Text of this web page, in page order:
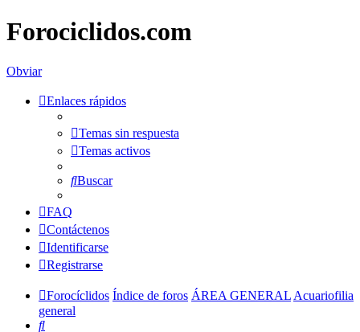
Forociclidos.com
Obviar
Enlaces rápidos
Temas sin respuesta
Temas activos
Buscar
FAQ
Contáctenos
Identificarse
Registrarse
Forocíclidos Índice de foros ÁREA GENERAL Acuariofilia
general
Buscar